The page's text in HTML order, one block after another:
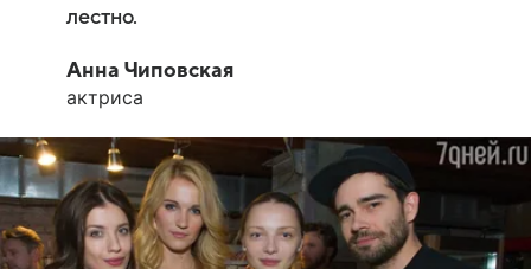
лестно.
Анна Чиповская
актриса